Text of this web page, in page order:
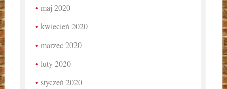
maj 2020
kwiecień 2020
marzec 2020
luty 2020
styczeń 2020